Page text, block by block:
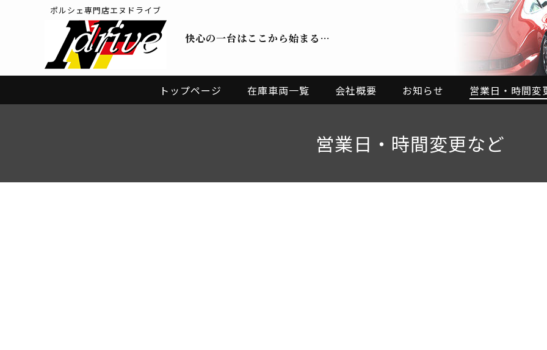
ポルシェ専門店エヌドライブ
快心の一台はここから始まる…
トップページ 在庫車両一覧 会社概要 お知らせ 営業日・時間変
営業日・時間変更など